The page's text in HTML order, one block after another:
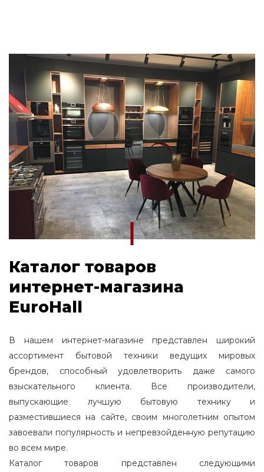
Каталог товаров
интернет-магазина
EuroHall
В нашем интернет-магазине представлен широкий
ассортимент бытовой техники ведущих мировых
брендов, способный удовлетворить даже самого
взыскательного клиента. Все производители,
выпускающие лучшую бытовую технику и
разместившиеся на сайте, своим многолетним опытом
завоевали популярность и непревзойденную репутацию
во всем мире.
Каталог товаров представлен следующими